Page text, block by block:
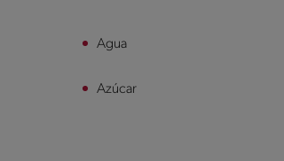
Agua
Azúcar